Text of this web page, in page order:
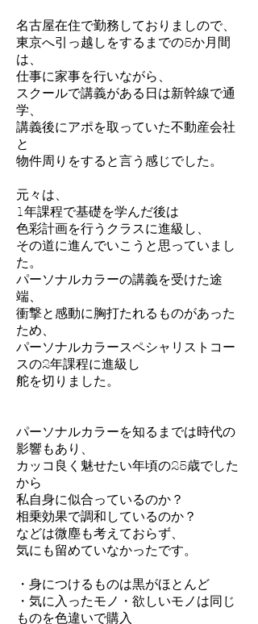
名古屋在住で勤務しておりましので、
東京へ引っ越しをするまでの5か月間
は、
仕事に家事を行いながら、
スクールで講義がある日は新幹線で通
学、
講義後にアポを取っていた不動産会社
と
物件周りをすると言う感じでした。
元々は、
1年課程で基礎を学んだ後は
色彩計画を行うクラスに進級し、
その道に進んでいこうと思っていまし
た。
パーソナルカラーの講義を受けた途
端、
衝撃と感動に胸打たれるものがあった
ため、
パーソナルカラースペシャリストコー
スの2年課程に進級し
舵を切りました。
パーソナルカラーを知るまでは時代の
影響もあり、
カッコ良く魅せたい年頃の25歳でした
から
私自身に似合っているのか？
相乗効果で調和しているのか？
などは微塵も考えておらず、
気にも留めていなかったです。
・身につけるものは黒がほとんど
・気に入ったモノ・欲しいモノは同じ
ものを色違いで購入